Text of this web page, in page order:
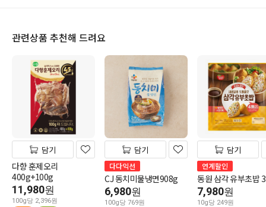
관련상품 추천해 드려요
담기
다향 훈제오리
400g+100g
11,980원
100g당 2,396원
담기
다다익선
CJ 동치미물냉면908g
6,980원
100g당 769원
담기
연계할인
동원 삼각 유부초밥
7,980원
10g당 249원